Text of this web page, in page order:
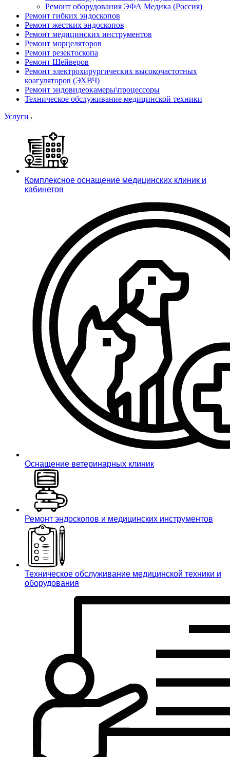
Ремонт оборудования ЭФА Медика (Россия)
Ремонт гибких эндоскопов
Ремонт жестких эндоскопов
Ремонт медицинских инструментов
Ремонт морцеляторов
Ремонт резектоскопа
Ремонт Шейверов
Ремонт электрохирургических высокочастотных
коагуляторов (ЭХВЧ)
Ремонт эндовидеокамеры\процессоры
Техническое обслуживание медицинской техники
Услуги
Комплексное оснащение медицинских клиник и
кабинетов
Оснащение ветеринарных клиник
Ремонт эндоскопов и медицинских инструментов
Техническое обслуживание медицинской техники и
оборудования